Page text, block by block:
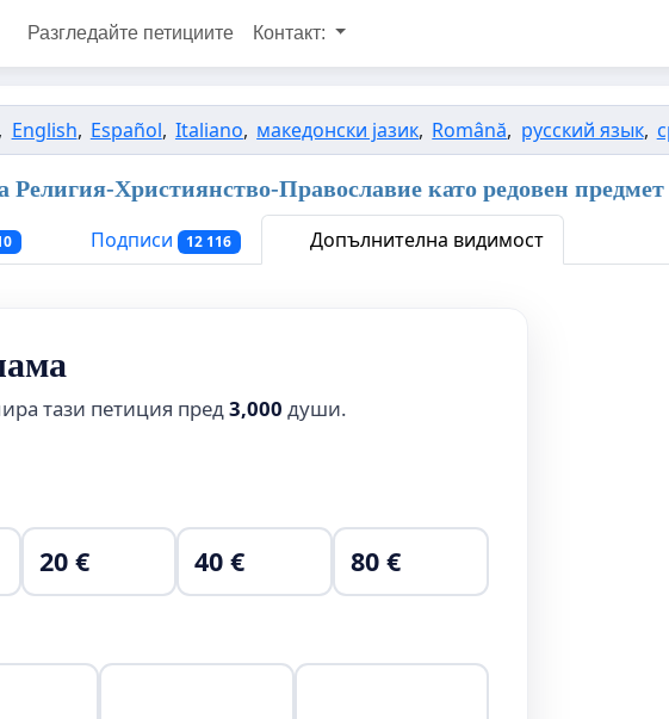
Разгледайте петициите Контакт:
, English, Español, Italiano, македонски јазик, Română, русский язык,
Религия-Християнство-Православие като редовен
Подписи 12 116 Допълнителна видимост
тази петиция пред 3,000 души.
20 € 40 € 80 €